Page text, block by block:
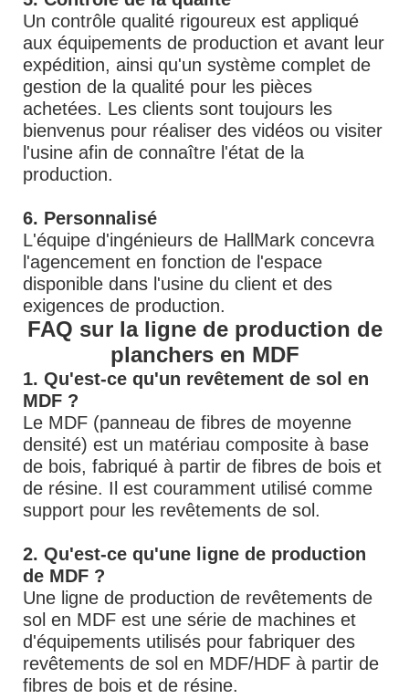
Un contrôle qualité rigoureux est appliqué
aux équipements de production et avant leur
expédition, ainsi qu'un système complet de
gestion de la qualité pour les pièces
achetées. Les clients sont toujours les
bienvenus pour réaliser des vidéos ou visiter
l'usine afin de connaître l'état de la
production.
6. Personnalisé
L'équipe d'ingénieurs de HallMark concevra
l'agencement en fonction de l'espace
disponible dans l'usine du client et des
exigences de production.
FAQ sur la ligne de production de
planchers en MDF
1. Qu'est-ce qu'un revêtement de sol en
MDF ?
Le MDF (panneau de fibres de moyenne
densité) est un matériau composite à base
de bois, fabriqué à partir de fibres de bois et
de résine. Il est couramment utilisé comme
support pour les revêtements de sol.
2. Qu'est-ce qu'une ligne de production
de MDF ?
Une ligne de production de revêtements de
sol en MDF est une série de machines et
d'équipements utilisés pour fabriquer des
revêtements de sol en MDF/HDF à partir de
fibres de bois et de résine.